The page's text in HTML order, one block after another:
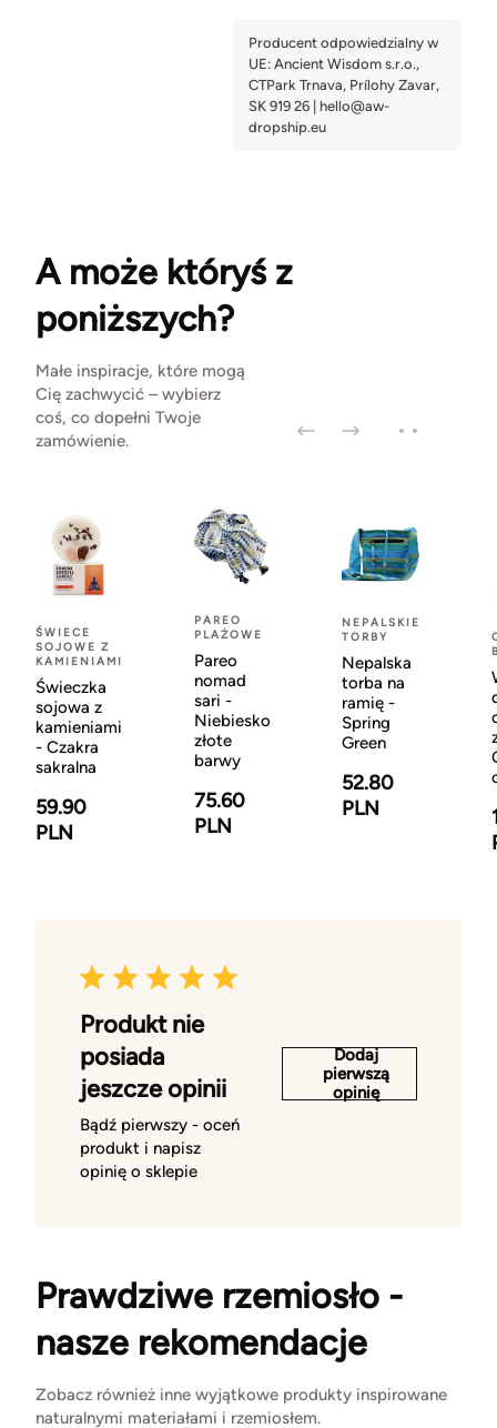
A może któryś z
poniższych?
Małe inspiracje, które mogą
Cię zachwycić – wybierz
coś, co dopełni Twoje
zamówienie.
ŚWIECE
SOJOWE Z
KAMIENIAMI
Świeczka
sojowa z
kamieniami
- Czakra
sakralna
59.90
PLN
PAREO
PLAŻOWE
Pareo
nomad
sari -
Niebiesko
złote
barwy
75.60
PLN
NEPALSKIE
TORBY
Nepalska
torba na
ramię -
Spring
Green
52.80
PLN
Produkt nie
posiada
jeszcze opinii
Bądź pierwszy - oceń
produkt i napisz
opinię o sklepie
Dodaj
pierwszą
opinię
Prawdziwe rzemiosło -
nasze rekomendacje
Zobacz również inne wyjątkowe produkty inspirowane
naturalnymi materiałami i rzemiosłem.